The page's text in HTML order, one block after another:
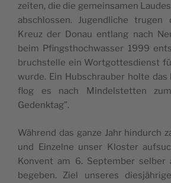
zei­ten, die die gemein­sa­men
abs­chlos­sen. Jugend­li­che
Kreuz der Donau entlang nach
beim Pfingsthoch­was­ser 1999
bruchs­te­lle ein Wort­got­tes­dienst
wur­de. Ein Hubs­chrau­ber hol­te
flog es nach Min­dels­tet­ten zum
Gedenk­tag”.
Wäh­rend das gan­ze Jahr hin­durch
und Ein­zel­ne unser Klos­ter
Kon­vent am 6. Sep­tem­ber sel­ber
bege­ben. Ziel unse­res